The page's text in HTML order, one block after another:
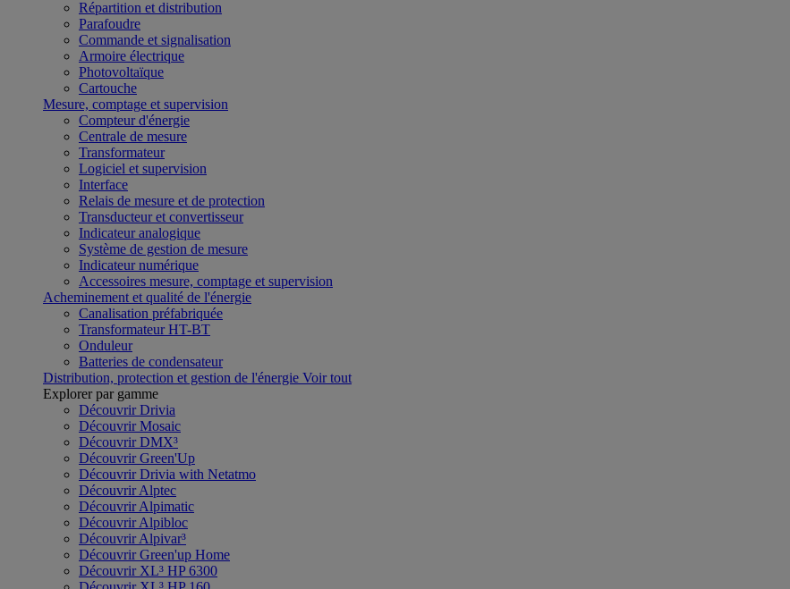
Répartition et distribution
Parafoudre
Commande et signalisation
Armoire électrique
Photovoltaïque
Cartouche
Mesure, comptage et supervision
Compteur d'énergie
Centrale de mesure
Transformateur
Logiciel et supervision
Interface
Relais de mesure et de protection
Transducteur et convertisseur
Indicateur analogique
Système de gestion de mesure
Indicateur numérique
Accessoires mesure, comptage et supervision
Acheminement et qualité de l'énergie
Canalisation préfabriquée
Transformateur HT-BT
Onduleur
Batteries de condensateur
Distribution, protection et gestion de l'énergie Voir tout
Explorer par gamme
Découvrir Drivia
Découvrir Mosaic
Découvrir DMX³
Découvrir Green'Up
Découvrir Drivia with Netatmo
Découvrir Alptec
Découvrir Alpimatic
Découvrir Alpibloc
Découvrir Alpivar³
Découvrir Green'up Home
Découvrir XL³ HP 6300